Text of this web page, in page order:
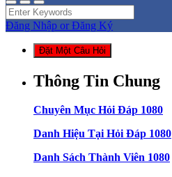
Đăng Nhập or Đăng Ký
Đặt Một Câu Hỏi
Thông Tin Chung
Chuyên Mục Hỏi Đáp 1080
Danh Hiệu Tại Hỏi Đáp 1080
Danh Sách Thành Viên 1080